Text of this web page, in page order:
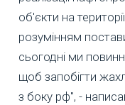
об'єкти на
розумінням
сьогодні ми
щоб запобігти
з боку рф", -